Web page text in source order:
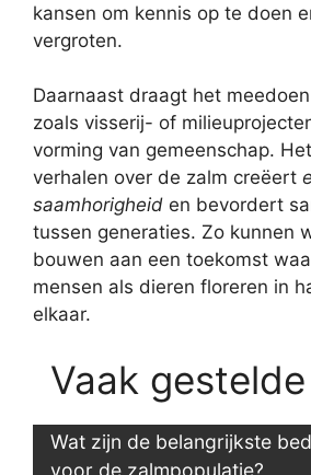
kansen om kennis op te doen
vergroten.
Daarnaast draagt het
zoals visserij- of
vorming van gemeenschap.
verhalen over de zalm creëert
saamhorigheid en bevordert
tussen generaties. Zo kunnen
bouwen aan een toekomst
mensen als dieren floreren in
elkaar.
Vaak
Wat zijn de belangrijkste
voor de zalmpopulatie?